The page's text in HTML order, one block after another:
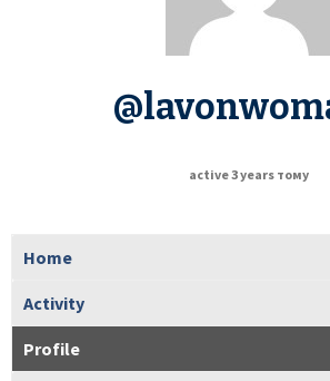
active 3 years тому
Home
Activity
Profile